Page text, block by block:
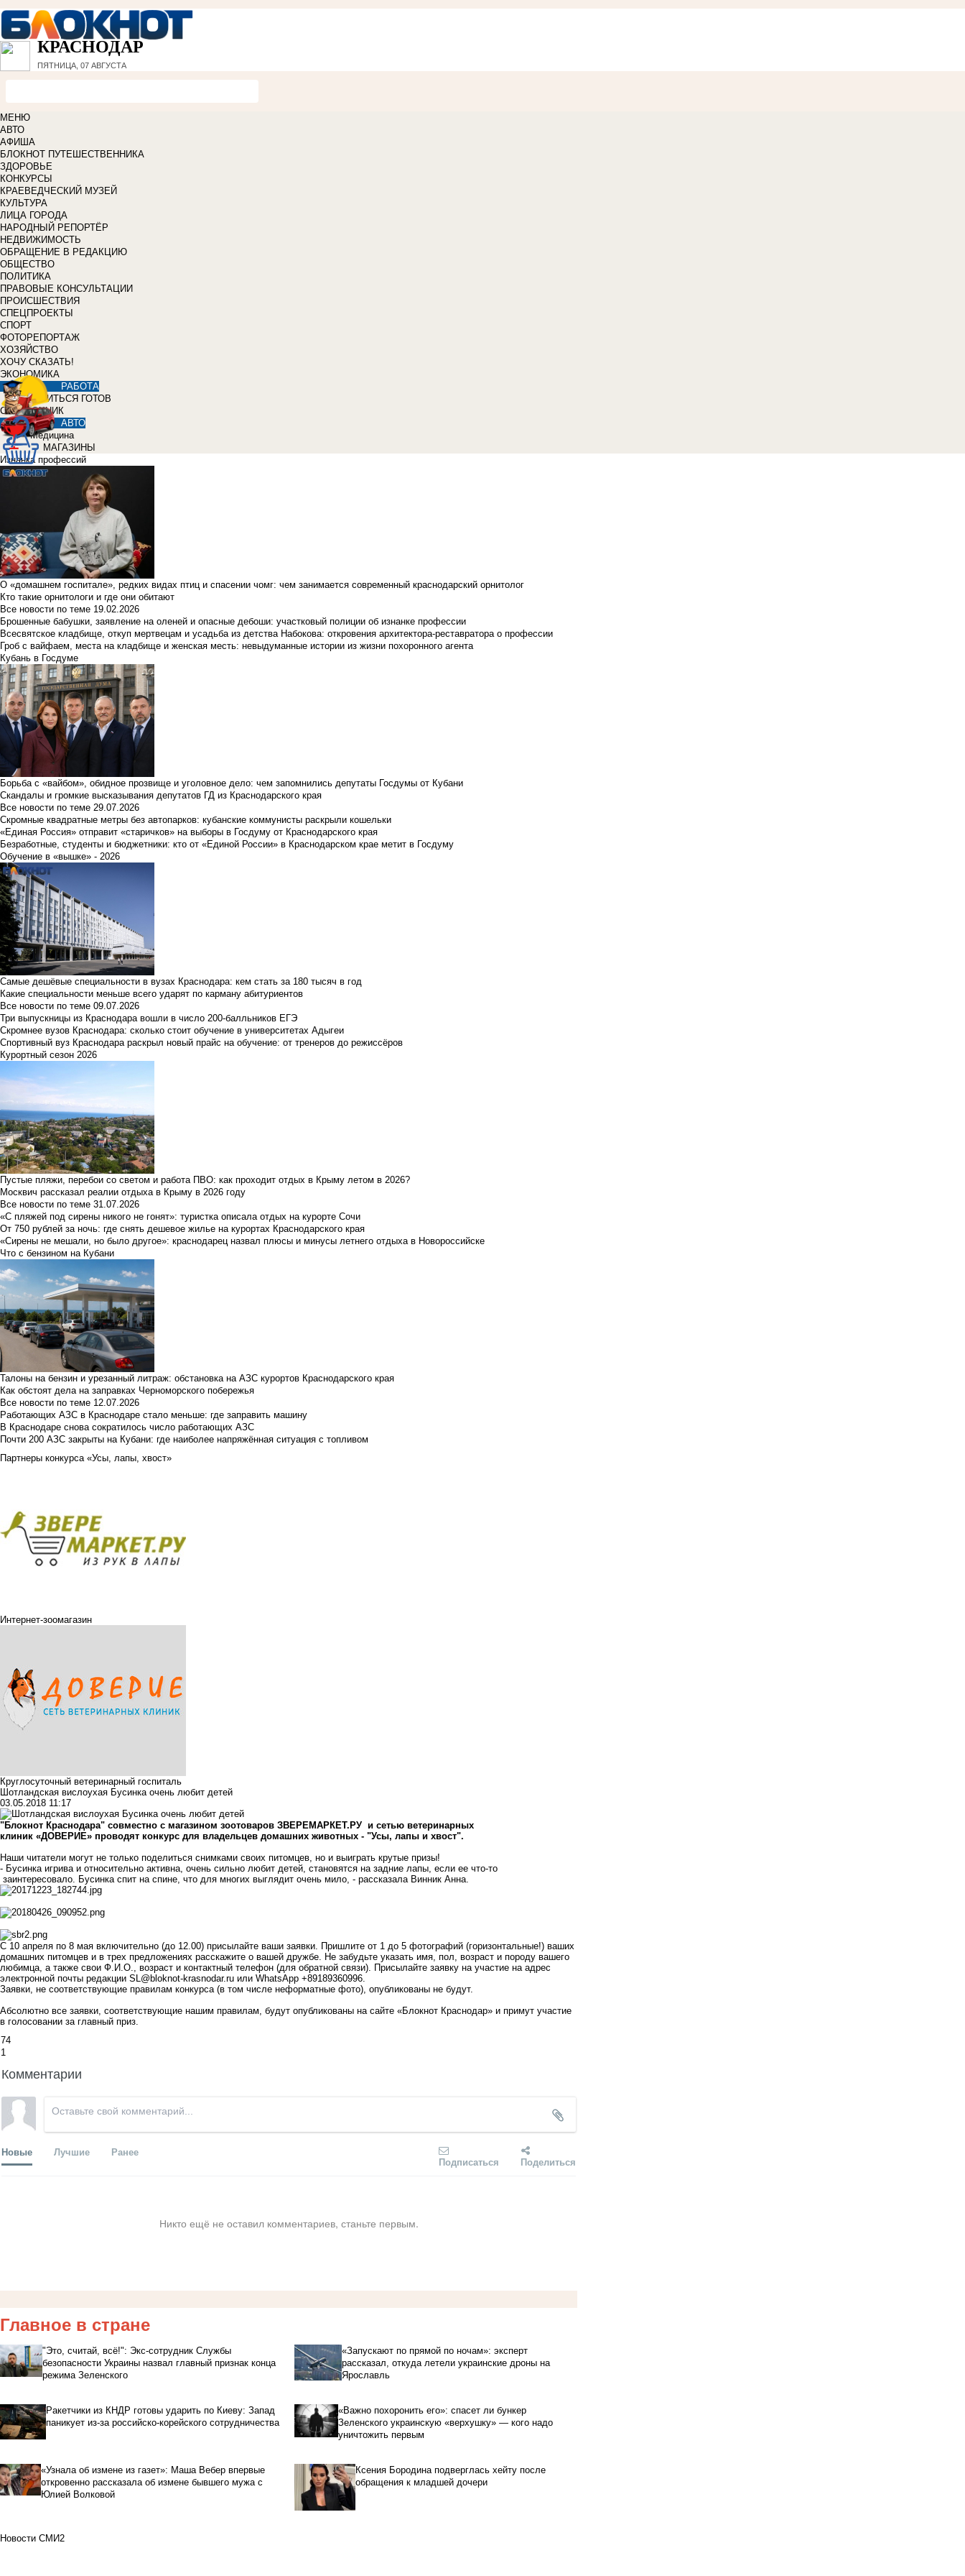
КРАСНОДАР
ПЯТНИЦА, 07 АВГУСТА
МЕНЮ
АВТО
АФИША
БЛОКНОТ ПУТЕШЕСТВЕННИКА
ЗДОРОВЬЕ
КОНКУРСЫ
КРАЕВЕДЧЕСКИЙ МУЗЕЙ
КУЛЬТУРА
ЛИЦА ГОРОДА
НАРОДНЫЙ РЕПОРТЁР
НЕДВИЖИМОСТЬ
ОБРАЩЕНИЕ В РЕДАКЦИЮ
ОБЩЕСТВО
ПОЛИТИКА
ПРАВОВЫЕ КОНСУЛЬТАЦИИ
ПРОИСШЕСТВИЯ
СПЕЦПРОЕКТЫ
СПОРТ
ФОТОРЕПОРТАЖ
ХОЗЯЙСТВО
ХОЧУ СКАЗАТЬ!
ЭКОНОМИКА
РАБОТА
УЧИТЬСЯ ГОТОВ
СПРАВОЧНИК
АВТО
Медицина
МАГАЗИНЫ
Изнанка профессий
О «домашнем госпитале», редких видах птиц и спасении чомг: чем занимается современный краснодарский орнитолог
Кто такие орнитологи и где они обитают
Все новости по теме 19.02.2026
Брошенные бабушки, заявление на оленей и опасные дебоши: участковый полиции об изнанке профессии
Всесвятское кладбище, откуп мертвецам и усадьба из детства Набокова: откровения архитектора-реставратора о профессии
Гроб с вайфаем, места на кладбище и женская месть: невыдуманные истории из жизни похоронного агента
Кубань в Госдуме
Борьба с «вайбом», обидное прозвище и уголовное дело: чем запомнились депутаты Госдумы от Кубани
Скандалы и громкие высказывания депутатов ГД из Краснодарского края
Все новости по теме 29.07.2026
Скромные квадратные метры без автопарков: кубанские коммунисты раскрыли кошельки
«Единая Россия» отправит «старичков» на выборы в Госдуму от Краснодарского края
Безработные, студенты и бюджетники: кто от «Единой России» в Краснодарском крае метит в Госдуму
Обучение в «вышке» - 2026
Самые дешёвые специальности в вузах Краснодара: кем стать за 180 тысяч в год
Какие специальности меньше всего ударят по карману абитуриентов
Все новости по теме 09.07.2026
Три выпускницы из Краснодара вошли в число 200-балльников ЕГЭ
Скромнее вузов Краснодара: сколько стоит обучение в университетах Адыгеи
Спортивный вуз Краснодара раскрыл новый прайс на обучение: от тренеров до режиссёров
Курортный сезон 2026
Пустые пляжи, перебои со светом и работа ПВО: как проходит отдых в Крыму летом в 2026?
Москвич рассказал реалии отдыха в Крыму в 2026 году
Все новости по теме 31.07.2026
«С пляжей под сирены никого не гонят»: туристка описала отдых на курорте Сочи
От 750 рублей за ночь: где снять дешевое жилье на курортах Краснодарского края
«Сирены не мешали, но было другое»: краснодарец назвал плюсы и минусы летнего отдыха в Новороссийске
Что с бензином на Кубани
Талоны на бензин и урезанный литраж: обстановка на АЗС курортов Краснодарского края
Как обстоят дела на заправках Черноморского побережья
Все новости по теме 12.07.2026
Работающих АЗС в Краснодаре стало меньше: где заправить машину
В Краснодаре снова сократилось число работающих АЗС
Почти 200 АЗС закрыты на Кубани: где наиболее напряжённая ситуация с топливом
Партнеры конкурса «Усы, лапы, хвост»
Интернет-зоомагазин
Круглосуточный ветеринарный госпиталь
Шотландская вислоухая Бусинка очень любит детей
03.05.2018 11:17
"Блокнот Краснодара" совместно с магазином зоотоваров ЗВЕРЕМАРКЕТ.РУ и сетью ветеринарных
клиник «ДОВЕРИЕ» проводят конкурс для владельцев домашних животных - "Усы, лапы и хвост".
Наши читатели могут не только поделиться снимками своих питомцев, но и выиграть крутые призы!
- Бусинка игрива и относительно активна, очень сильно любит детей, становятся на задние лапы, если ее что-то
заинтересовало. Бусинка спит на спине, что для многих выглядит очень мило, - рассказала Винник Анна.
С 10 апреля по 8 мая включительно (до 12.00) присылайте ваши заявки. Пришлите от 1 до 5 фотографий (горизонтальные!) ваших
домашних питомцев и в трех предложениях расскажите о вашей дружбе. Не забудьте указать имя, пол, возраст и породу вашего
любимца, а также свои Ф.И.О., возраст и контактный телефон (для обратной связи). Присылайте заявку на участие на адрес
электронной почты редакции SL@bloknot-krasnodar.ru или WhatsApp +89189360996.
Заявки, не соответствующие правилам конкурса (в том числе неформатные фото), опубликованы не будут.
Абсолютно все заявки, соответствующие нашим правилам, будут опубликованы на сайте «Блокнот Краснодар» и примут участие
в голосовании за главный приз.
74
1
Комментарии
Новые Лучшие Ранее
Подписаться Поделиться
Никто ещё не оставил комментариев, станьте первым.
Главное в стране
"Это, считай, всё!": Экс-сотрудник Службы
безопасности Украины назвал главный признак конца
режима Зеленского
«Запускают по прямой по ночам»: эксперт
рассказал, откуда летели украинские дроны на
Ярославль
Ракетчики из КНДР готовы ударить по Киеву: Запад
паникует из-за российско-корейского сотрудничества
«Важно похоронить его»: спасет ли бункер
Зеленского украинскую «верхушку» — кого надо
уничтожить первым
«Узнала об измене из газет»: Маша Вебер впервые
откровенно рассказала об измене бывшего мужа с
Юлией Волковой
Ксения Бородина подверглась хейту после
обращения к младшей дочери
Новости СМИ2